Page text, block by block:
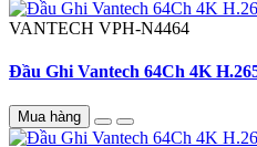
VANTECH VPH-N4464
Đầu Ghi Vantech 64Ch 4K
Mua hàng